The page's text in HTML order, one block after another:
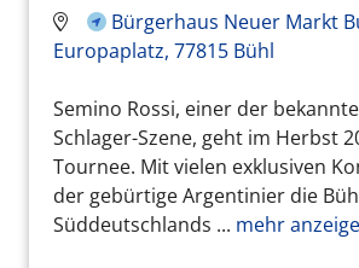
Bürgerhaus Neuer Markt
Europaplatz, 77815 Bühl
Semino Rossi, einer der
Schlager-Szene, geht im Herbst
Tournee. Mit vielen exklusiven
der gebürtige Argentinier die
Süddeutschlands ... mehr